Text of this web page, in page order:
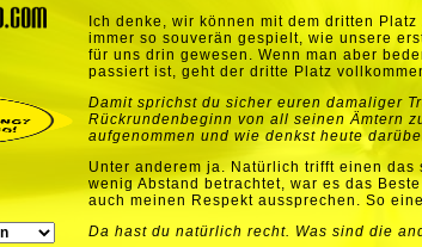
Ich denke, wir können mit dem dritten
immer so souverän gespielt, wie unsere
für uns drin gewesen. Wenn man aber
passiert ist, geht der dritte Platz
Damit sprichst du sicher euren damaliger
Rückrundenbeginn von all seinen Ämtern
aufgenommen und wie denkst heute
Unter anderem ja. Natürlich trifft einen das
wenig Abstand betrachtet, war es das
auch meinen Respekt aussprechen. So
Da hast du natürlich recht. Was sind die